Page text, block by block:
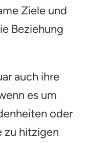
Ziele und
Beziehung
auch ihre
es um
oder
zu hitzigen